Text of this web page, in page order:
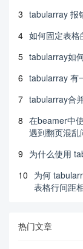
3 tabularray 报
4 如何固定表
5 tabularray如
6 tabularray 有
7 tabularray合
8 在beamer中
遇到翻页混乱
9 为什么使用
10 为何
表格行间距
热门文章